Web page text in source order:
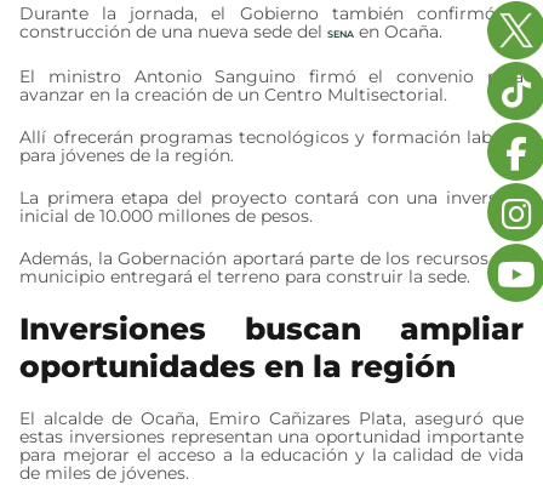
Durante la jornada, el Gobierno también confirmó la
construcción de una nueva sede delSENA en Ocaña.
El ministro Antonio Sanguino firmó el convenio para
avanzar en la creación de un Centro Multisectorial.
Allí ofrecerán programas tecnológicos y formación laboral
para jóvenes de la región.
La primera etapa del proyecto contará con una inversión
inicial de 10.000 millones de pesos.
Además, la Gobernación aportará parte de los recursos y el
municipio entregará el terreno para construir la sede.
Inversiones buscan ampliar
oportunidades en la región
El alcalde de Ocaña, Emiro Cañizares Plata, aseguró que
estas inversiones representan una oportunidad importante
para mejorar el acceso a la educación y la calidad de vida
de miles de jóvenes.